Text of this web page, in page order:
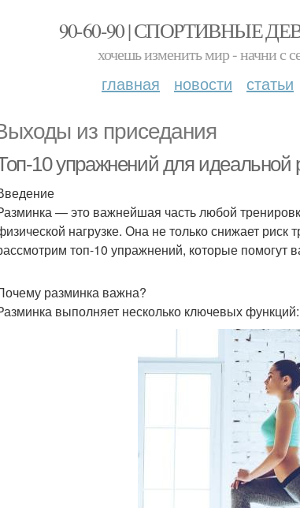
90-60-90 | СПОРТИВНЫЕ
хочешь изменить мир - начни с
главная новости статьи
из приседания
10 упражнений для идеальной
— это важнейшая часть любой
нагрузке. Она не только снижает
топ-10 упражнений, которые помогут
разминка важна?
выполняет несколько ключевых функций: